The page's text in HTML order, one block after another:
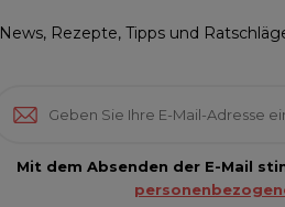
News, Rezepte, Tipps und
Mit dem Absenden der E-Mail